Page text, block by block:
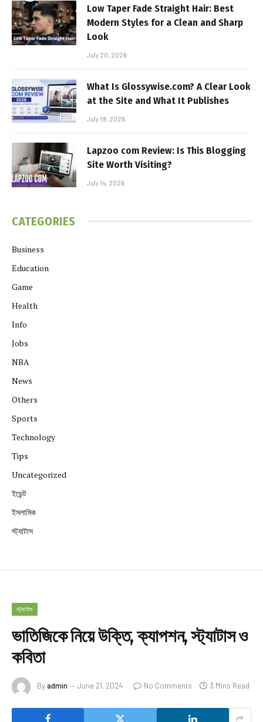
Low Taper Fade Straight Hair: Best
Modern Styles for a Clean and Sharp
Look
July 20, 2026
What Is Glossywise.com? A Clear Look
at the Site and What It Publishes
July 19, 2026
Lapzoo com Review: Is This Blogging
Site Worth Visiting?
July 14, 2026
CATEGORIES
Business
Education
Game
Health
Info
Jobs
NBA
News
Others
Sports
Technology
Tips
Uncategorized
ইভেন্ট
ইসলামিক
স্ট্যাটাস
স্ট্যাটাস
ভাতিজিকে নিয়ে উক্তি, ক্যাপশন, স্ট্যাটাস ও
কবিতা
Byadmin June 21, 2024 No Comments 3 Mins Read